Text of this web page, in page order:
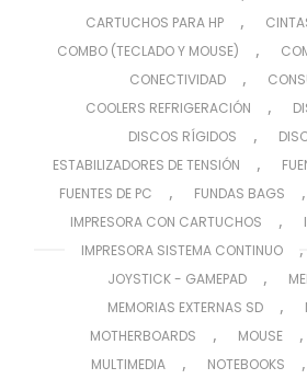
CARTUCHOS PARA HP ,
COMBO (TECLADO Y MOUSE) ,
CONECTIVIDAD ,
COOLERS REFRIGERACIÓN ,
DISCOS RÍGIDOS ,
ESTABILIZADORES DE TENSIÓN ,
FUENTES DE PC , FUNDAS BAGS ,
IMPRESORA CON CARTUCHOS ,
IMPRESORA SISTEMA CONTINUO ,
JOYSTICK - GAMEPAD ,
MEMORIAS EXTERNAS SD ,
MOTHERBOARDS , MOUSE ,
MULTIMEDIA , NOTEBOOKS ,